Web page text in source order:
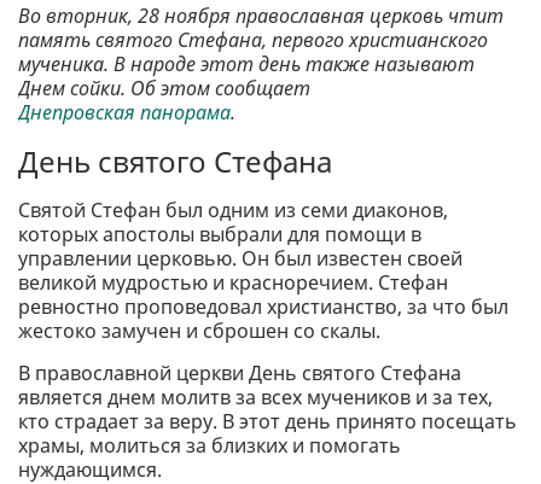
Во вторник, 28 ноября православная церковь чтит
память святого Стефана, первого христианского
мученика. В народе этот день также называют
Днем сойки. Об этом сообщает
Днепровская панорама.
День святого Стефана
Святой Стефан был одним из семи диаконов,
которых апостолы выбрали для помощи в
управлении церковью. Он был известен своей
великой мудростью и красноречием. Стефан
ревностно проповедовал христианство, за что был
жестоко замучен и сброшен со скалы.
В православной церкви День святого Стефана
является днем молитв за всех мучеников и за тех,
кто страдает за веру. В этот день принято посещать
храмы, молиться за близких и помогать
нуждающимся.